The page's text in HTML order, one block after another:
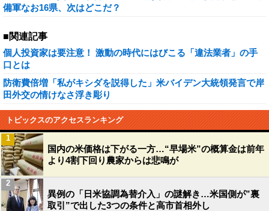
備軍なお16県、次はどこだ？
■関連記事
個人投資家は要注意！ 激動の時代にはびこる「違法業者」の手
口とは
防衛費倍増「私がキシダを説得した」米バイデン大統領発言で岸
田外交の情けなさ浮き彫り
トピックスのアクセスランキング
国内の米価格は下がる一方…“早場米”の概算金は前年
より4割下回り農家からは悲鳴が
1
異例の「日米協調為替介入」の謎解き…米国側が”裏
取引”で出した3つの条件と高市首相外し
2